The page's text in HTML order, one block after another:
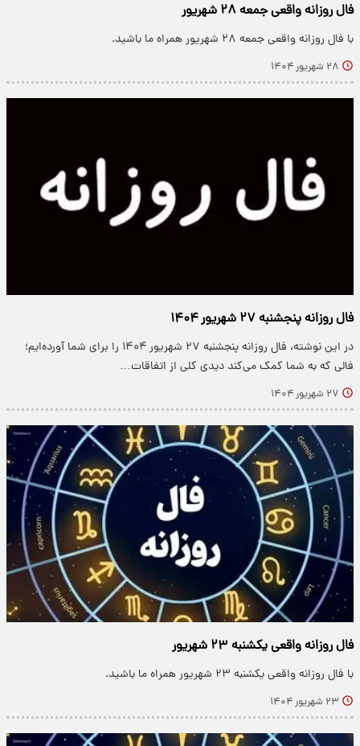
فال روزانه واقعی جمعه ۲۸ شهریور
با فال روزانه واقعی جمعه ۲۸ شهریور همراه ما باشید.
۲۸ شهریور ۱۴۰۴
فال روزانه پنجشنبه ۲۷ شهریور ۱۴۰۴
در این نوشته، فال روزانه پنجشنبه ۲۷ شهریور ۱۴۰۴ را برای شما آورده‌ایم؛
فالی که به شما کمک می‌کند دیدی کلی از اتفاقات…
۲۷ شهریور ۱۴۰۴
فال روزانه واقعی یکشنبه ۲۳ شهریور
با فال روزانه واقعی یکشنبه ۲۳ شهریور همراه ما باشید.
۲۳ شهریور ۱۴۰۴